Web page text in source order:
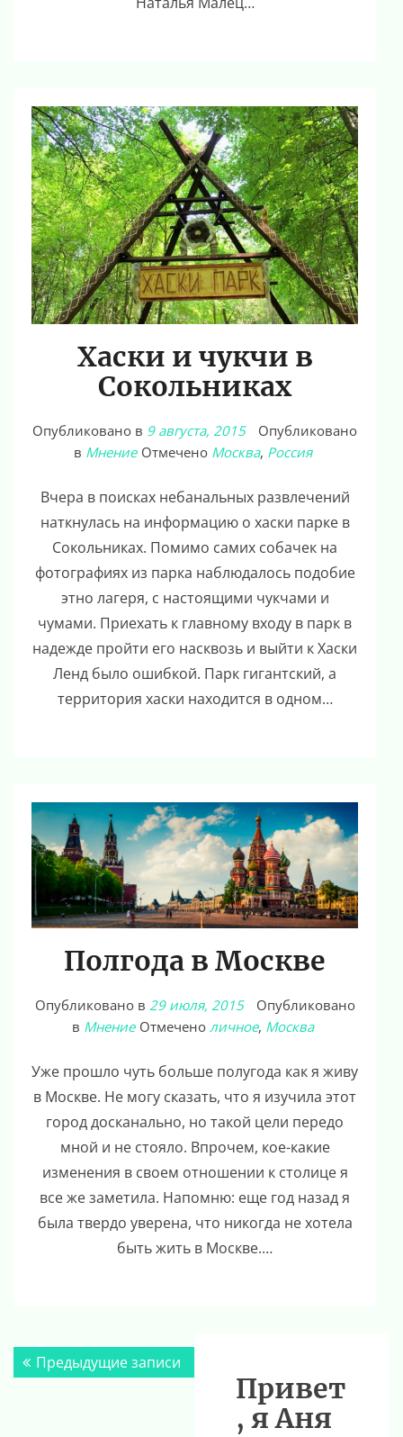
Хаски и чукчи в
Сокольниках
Опубликовано в 9 августа, 2015
Опубликовано
в Мнение Отмечено Москва, Россия
Вчера в поисках небанальных развлечений
наткнулась на информацию о хаски парке в
Сокольниках. Помимо самих собачек на
фотографиях из парка наблюдалось подобие
этно лагеря, с настоящими чукчами и
чумами. Приехать к главному входу в парк в
надежде пройти его насквозь и выйти к Хаски
Ленд было ошибкой. Парк гигантский, а
территория хаски находится в одном…
Полгода в Москве
Опубликовано в 29 июля, 2015
Опубликовано
в Мнение Отмечено личное, Москва
Уже прошло чуть больше полугода как я живу
в Москве. Не могу сказать, что я изучила этот
город досканально, но такой цели передо
мной и не стояло. Впрочем, кое-какие
изменения в своем отношении к столице я
все же заметила. Напомню: еще год назад я
была твердо уверена, что никогда не хотела
быть жить в Москве.…
Навигация
поПредыдущие записи
Привет
, я Аня